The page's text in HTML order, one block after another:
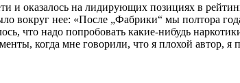
и оказалось на лидирующих позициях в
вокруг нее: «После „Фабрики“ мы полтора
что надо попробовать какие-нибудь
когда мне говорили, что я плохой автор, я